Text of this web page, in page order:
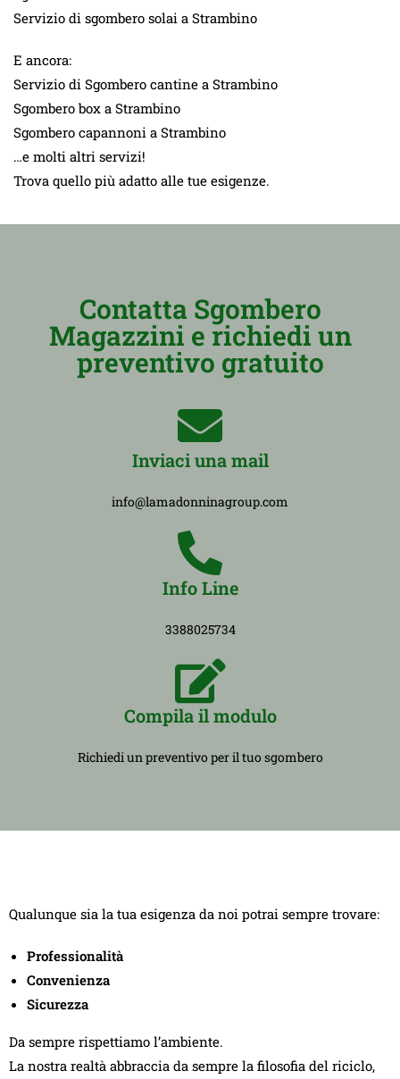
Servizio di sgombero solai a Strambino
E ancora:
Servizio di Sgombero cantine a Strambino
Sgombero box a Strambino
Sgombero capannoni a Strambino
…e molti altri servizi!
Trova quello più adatto alle tue esigenze.
Contatta Sgombero
Magazzini e richiedi un
preventivo gratuito
Inviaci una mail
info@lamadonninagroup.com
Info Line
3388025734
Compila il modulo
Richiedi un preventivo per il tuo sgombero
Qualunque sia la tua esigenza da noi potrai sempre trovare:
Professionalità
Convenienza
Sicurezza
Da sempre rispettiamo l’ambiente.
La nostra realtà abbraccia da sempre la filosofia del riciclo,